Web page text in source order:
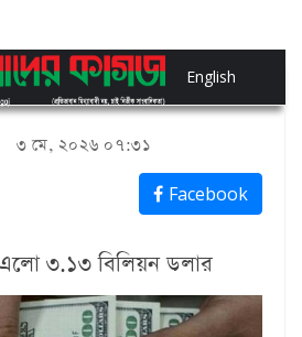
English
৩ মে, ২০২৬ ০৭:৩১
Facebook
এলো ৩.১৩ বিলিয়ন ডলার